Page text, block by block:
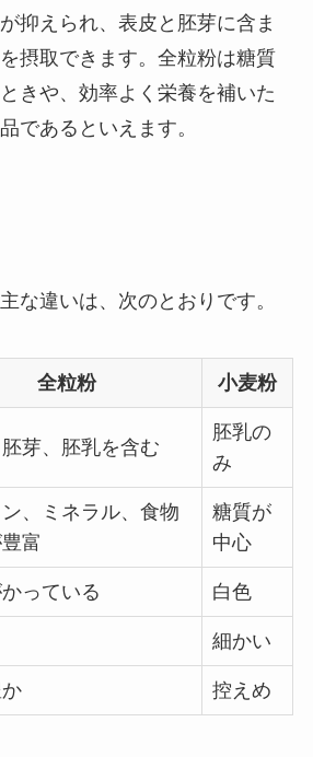
抑えられ、表皮と胚芽に含ま
摂取できます。全粒粉は糖質
きや、効率よく栄養を補いた
であるといえます。
な違いは、次のとおりです。
全粒粉 小麦粉
芽、胚乳を含む
胚乳の
み
、ミネラル、食物
富
糖質が
中心
っている 白色
細かい
控えめ